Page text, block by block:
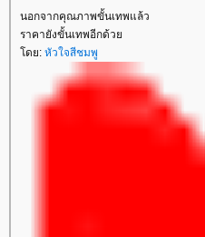
นอกจากคุณภาพขั้นเทพแล้ว
ราคายังขั้นเทพอีกด้ว
ดย: หัวใจสีชมพู